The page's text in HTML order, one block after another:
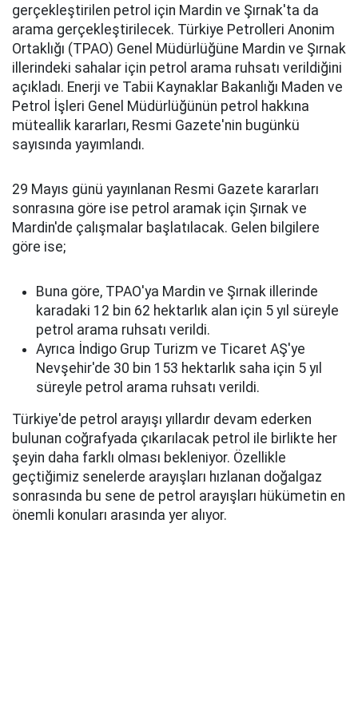
gerçekleştirilen petrol için Mardin ve Şırnak'ta da
arama gerçekleştirilecek. Türkiye Petrolleri Anonim
Ortaklığı (TPAO) Genel Müdürlüğüne Mardin ve Şırnak
illerindeki sahalar için petrol arama ruhsatı verildiğini
açıkladı. Enerji ve Tabii Kaynaklar Bakanlığı Maden ve
Petrol İşleri Genel Müdürlüğünün petrol hakkına
müteallik kararları, Resmi Gazete'nin bugünkü
sayısında yayımlandı.
29 Mayıs günü yayınlanan Resmi Gazete kararları
sonrasına göre ise petrol aramak için Şırnak ve
Mardin'de çalışmalar başlatılacak. Gelen bilgilere
göre ise;
Buna göre, TPAO'ya Mardin ve Şırnak illerinde
karadaki 12 bin 62 hektarlık alan için 5 yıl süreyle
petrol arama ruhsatı verildi.
Ayrıca İndigo Grup Turizm ve Ticaret AŞ'ye
Nevşehir'de 30 bin 153 hektarlık saha için 5 yıl
süreyle petrol arama ruhsatı verildi.
Türkiye'de petrol arayışı yıllardır devam ederken
bulunan coğrafyada çıkarılacak petrol ile birlikte her
şeyin daha farklı olması bekleniyor. Özellikle
geçtiğimiz senelerde arayışları hızlanan doğalgaz
sonrasında bu sene de petrol arayışları hükümetin en
önemli konuları arasında yer alıyor.